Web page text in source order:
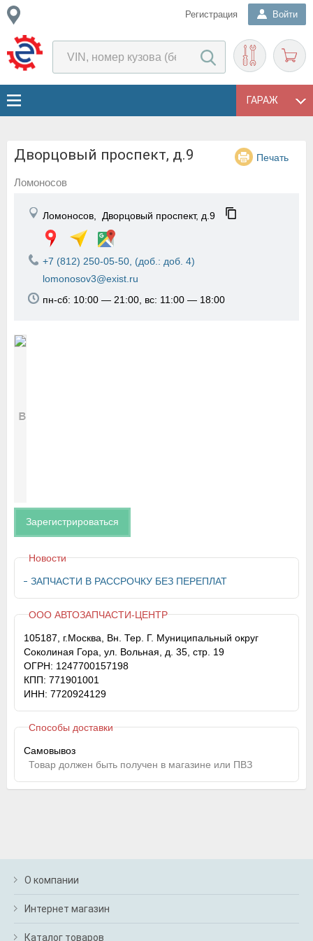
Регистрация Войти
ГАРАЖ
Дворцовый проспект, д.9 Печать
Ломоносов
Ломоносов, Дворцовый проспект, д.9
+7 (812) 250-05-50, (доб.: доб. 4)
lomonosov3@exist.ru
пн-сб: 10:00 — 21:00, вс: 11:00 — 18:00
Зарегистрироваться
Новости
ЗАПЧАСТИ В РАССРОЧКУ БЕЗ ПЕРЕПЛАТ
ООО АВТОЗАПЧАСТИ-ЦЕНТР
105187, г.Москва, Вн. Тер. Г. Муниципальный округ
Соколиная Гора, ул. Вольная, д. 35, стр. 19
ОГРН: 1247700157198
КПП: 771901001
ИНН: 7720924129
Способы доставки
Самовывоз
Товар должен быть получен в магазине или ПВЗ
О компании
Интернет магазин
Каталог товаров